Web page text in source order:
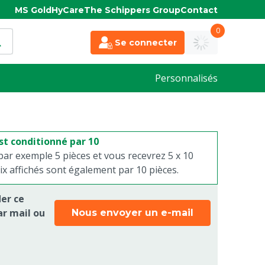
MS GoldHyCareThe Schippers GroupContact
Se connecter
0
Personnalisés
conditionné par 10
exemple 5 pièces et vous recevrez 5 x 10
affichés sont également par 10 pièces.
ce
mail ou
Nous envoyer un e-mail